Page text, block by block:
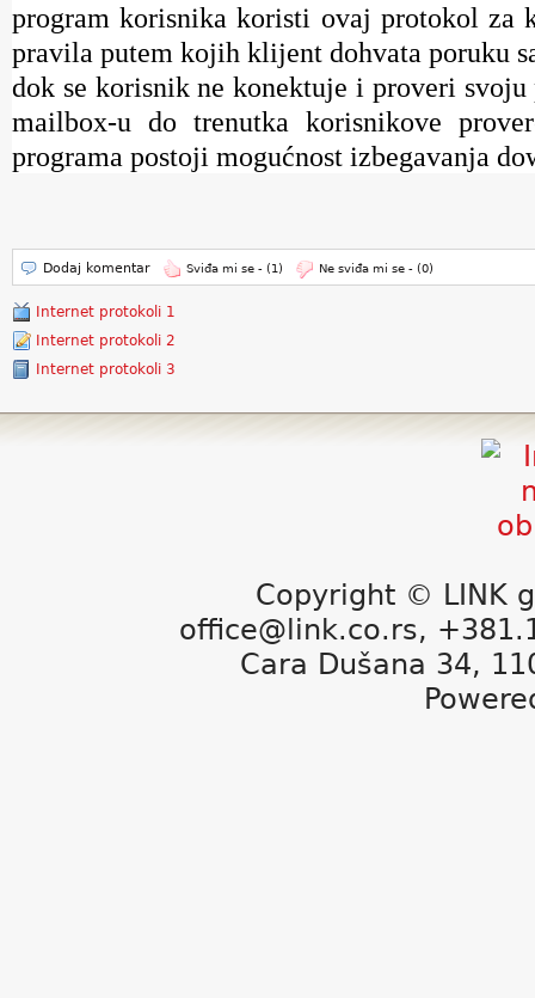
program korisnika koristi ovaj protokol za
pravila putem kojih klijent dohvata poruku
dok se korisnik ne konektuje i proveri
mailbox-u do trenutka korisnikove
programa postoji mogućnost izbegavanja
Dodaj komentar Sviđa mi se - (1) Ne sviđa mi se - (0)
Internet protokoli 1
Internet protokoli 2
Internet protokoli 3
Copyright © LINK
office@link.co.rs,
Cara Dušana 34,